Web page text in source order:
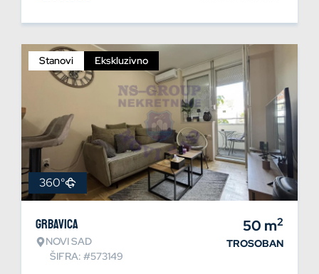
Stanovi Ekskluzivno
360°
Grbavica
NOVI SAD
ŠIFRA: #573149
50 m2
TROSOBAN